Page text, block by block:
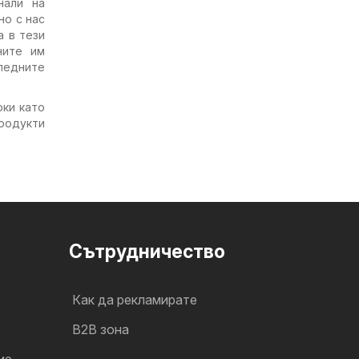
с нас
в тези
им
като
Cътрудничество
Как да рекламирате
B2B зона